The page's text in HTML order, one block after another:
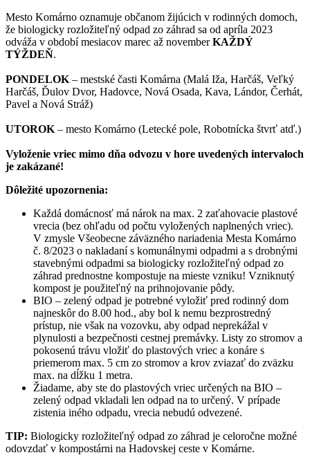
Mesto Komárno oznamuje občanom žijúcich v rodinných domoch,
že biologicky rozložiteľný odpad zo záhrad sa od apríla 2023
odváža v období mesiacov marec až novemberKAŽDÝ
TÝŽDEŇ.
PONDELOK – mestské časti Komárna (Malá Iža, Harčáš, Veľký
Harčáš, Ďulov Dvor, Hadovce, Nová Osada, Kava, Lándor, Čerhát,
Pavel a Nová Stráž)
UTOROK – mesto Komárno (Letecké pole, Robotnícka štvrť atď.)
Vyloženie vriec mimo dňa odvozu v hore uvedených intervaloch
je zakázané!
Dôležité upozornenia:
Každá domácnosť má nárok na max. 2 zaťahovacie plastové
vrecia (bez ohľadu od počtu vyložených naplnených vriec).
V zmysle Všeobecne záväzného nariadenia Mesta Komárno
č. 8/2023 o nakladaní s komunálnymi odpadmi a s drobnými
stavebnými odpadmi sa biologicky rozložiteľný odpad zo
záhrad prednostne kompostuje na mieste vzniku! Vzniknutý
kompost je použiteľný na prihnojovanie pôdy.
BIO – zelený odpad je potrebné vyložiť pred rodinný dom
najneskôr do 8.00 hod., aby bol k nemu bezprostredný
prístup, nie však na vozovku, aby odpad neprekážal v
plynulosti a bezpečnosti cestnej premávky. Listy zo stromov a
pokosenú trávu vložiť do plastových vriec a konáre s
priemerom max. 5 cm zo stromov a krov zviazať do zväzku
max. na dĺžku 1 metra.
Žiadame, aby ste do plastových vriec určených na BIO –
zelený odpad vkladali len odpad na to určený. V prípade
zistenia iného odpadu, vrecia nebudú odvezené.
TIP: Biologicky rozložiteľný odpad zo záhrad je celoročne možné
odovzdať v kompostárni na Hadovskej ceste v Komárne.